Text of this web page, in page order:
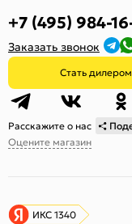
+7 (495) 984-
Заказать звонок
Стать дилером
Расскажите о нас
Оцените магазин
ИКС 1340